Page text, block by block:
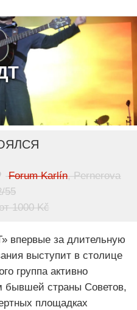
Forum Karlín, Pernerova
55
1000 Kč
впервые за длительную
выступит в столице
группа активно
бывшей страны Советов,
площадках